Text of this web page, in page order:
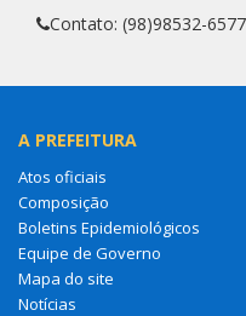
Contato: (98)98532-6577
A PREFEITURA
Atos oficiais
Composição
Boletins Epidemiológicos
Equipe de Governo
Mapa do site
Notícias